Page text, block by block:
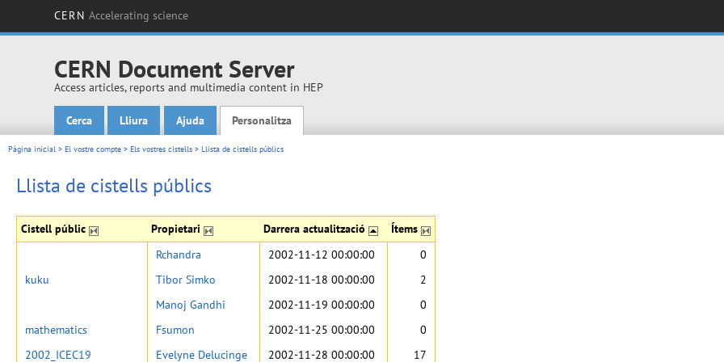
CERN Accelerating science
CERN Document Server
Access articles, reports and multimedia content in HEP
Main menu
Cerca Lliura Ajuda Personalitza
Pàgina inicial > El vostre compte > Els vostres cistells > Llista de cistells públics
Llista de cistells públics
Cistell públic Propietari Darrera actualització Ítems
Rchandra 2002-11-12 00:00:00
0
kuku
Tibor Simko 2002-11-18 00:00:00
2
Manoj Gandhi
2002-11-19 00:00:00
0
mathematics
Fsumon 2002-11-25 00:00:00
0
2002_ICEC19
Evelyne Delucinge 2002-11-28 00:00:00
17